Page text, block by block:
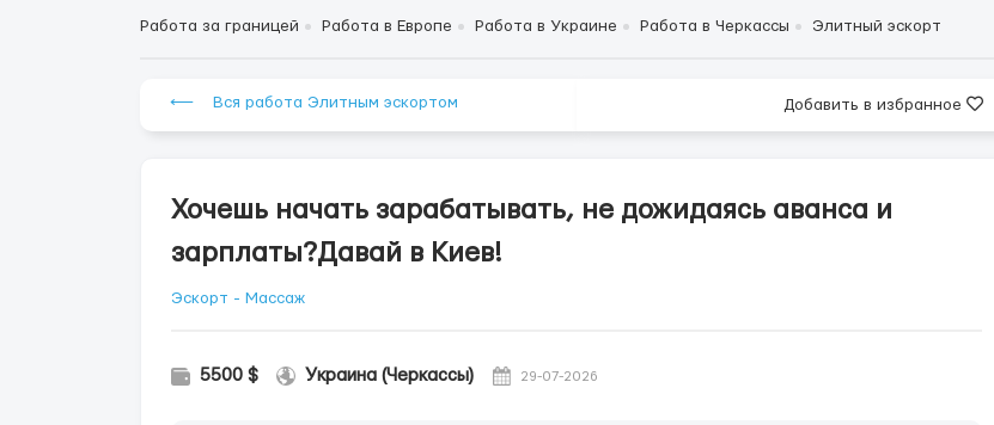
Работа за границей Работа в Европе Работа в Украине Работа в Черкассы Элитный эскорт
⟵ Вся работа Элитным эскортом Добавить в избранное
Хочешь начать зарабатывать, не дожидаясь аванса и
зарплаты?Давай в Киев!
Эскорт - Массаж
5500 $ Украина (Черкассы) 29-07-2026